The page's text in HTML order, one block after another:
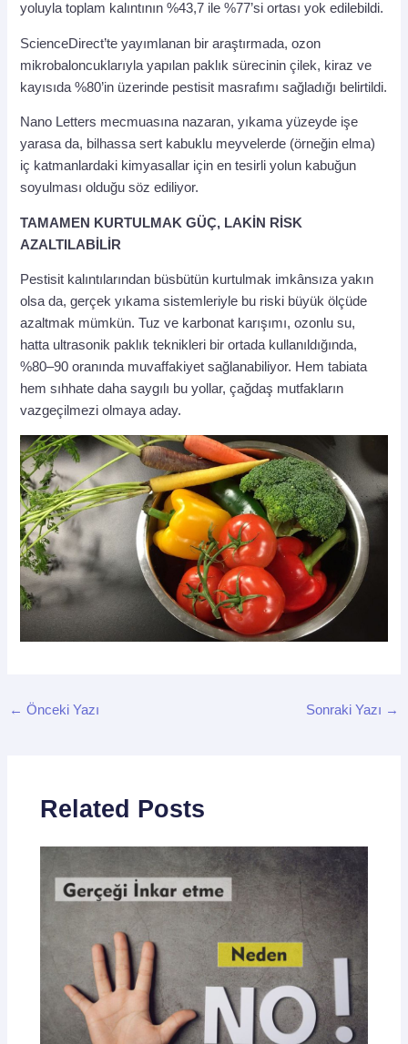
yoluyla toplam kalıntının %43,7 ile %77’si ortası yok edilebildi.
ScienceDirect’te yayımlanan bir araştırmada, ozon
mikrobaloncuklarıyla yapılan paklık sürecinin çilek, kiraz ve
kayısıda %80’in üzerinde pestisit masrafımı sağladığı belirtildi.
Nano Letters mecmuasına nazaran, yıkama yüzeyde işe
yarasa da, bilhassa sert kabuklu meyvelerde (örneğin elma)
iç katmanlardaki kimyasallar için en tesirli yolun kabuğun
soyulması olduğu söz ediliyor.
TAMAMEN KURTULMAK GÜÇ, LAKİN RİSK
AZALTILABİLİR
Pestisit kalıntılarından büsbütün kurtulmak imkânsıza yakın
olsa da, gerçek yıkama sistemleriyle bu riski büyük ölçüde
azaltmak mümkün. Tuz ve karbonat karışımı, ozonlu su,
hatta ultrasonik paklık teknikleri bir ortada kullanıldığında,
%80–90 oranında muvaffakiyet sağlanabiliyor. Hem tabiata
hem sıhhate daha saygılı bu yollar, çağdaş mutfakların
vazgeçilmezi olmaya aday.
← Önceki Yazı Sonraki Yazı →
Related Posts